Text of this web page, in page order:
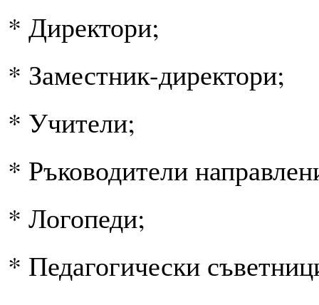
* Директори;
* Заместник-директори;
* Учители;
* Ръководители
* Логопеди;
* Педагогически